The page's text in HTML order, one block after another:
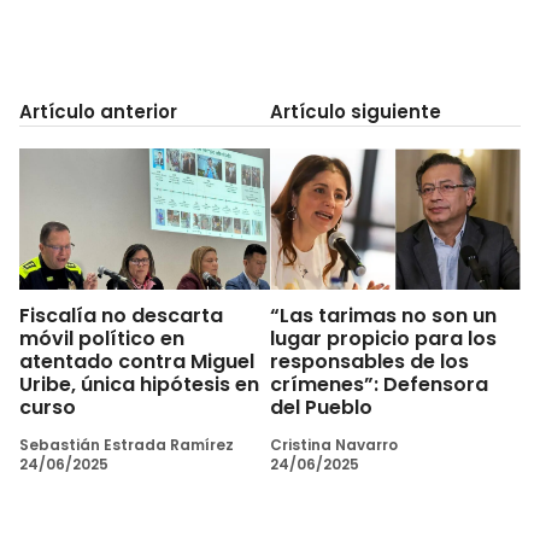
Artículo anterior
Fiscalía no descarta
móvil político en
atentado contra Miguel
Uribe, única hipótesis en
curso
Sebastián Estrada Ramírez
24/06/2025
Artículo siguiente
“Las tarimas no son un
lugar propicio para los
responsables de los
crímenes”: Defensora
del Pueblo
Cristina Navarro
24/06/2025